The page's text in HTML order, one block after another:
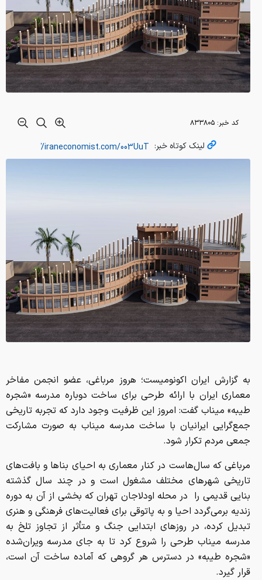
کد خبر: ۸۳۳۸۰۵
لینک کوتاه خبر:
به گزارش ایران اکونومیست؛ هروز مرباغی، عضو انجمن مفاخر
معماری ایران با ارائه طرحی برای ساخت دوباره مدرسه «شجره
طیبه» میناب گفت: امروز این ظرفیت وجود دارد که تجربه تاریخی
جمع‌گرایی ایرانیان با ساخت مدرسه میناب به صورت مشارکت
جمعی مردم تکرار شود.
مرباغی که سال‌هاست در کنار معماری به احیای بناها و بافت‌های
تاریخی شهرهای مختلف مشغول است و در چند سال گذشته
بنایی قدیمی را در محله اودلاجان تهران که بخشی از آن به دوره
زندیه برمی‌گردد احیا و به پاتوقی برای فعالیت‌های فرهنگی و هنری
تبدیل کرده، در روزهای ابتدایی جنگ و متأثر از تجاوز تلخ به
مدرسه میناب طرحی را شروع کرد تا به جای مدرسه ویران‌شده
«شجره طیبه» در دسترس هر گروهی که آماده ساخت آن است،
قرار گیرد.